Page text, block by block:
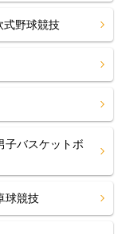
野球競技
バスケットボ
球競技